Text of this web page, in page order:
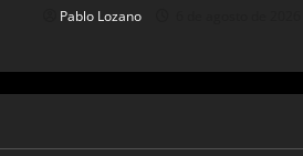
Pablo Lozano